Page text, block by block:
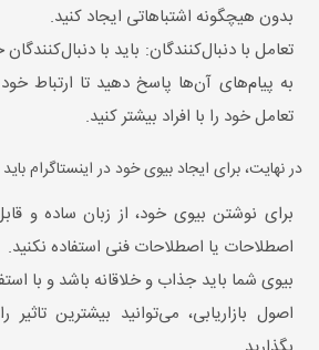
بدون هیچگونه اشتباهاتی ایجاد کنید.
تعامل با دنبال‌کنندگان: باید با
به پیام‌های آن‌ها پاسخ دهید تا ارتباط
تعامل خود را با افراد بیشتر کنید.
در نهایت، برای ایجاد بیوی خود در اینستاگرام
برای نوشتن بیوی خود، از زبان ساده و
اصطلاحات یا اصطلاحات فنی استفاده نکنید.
بیوی شما باید جذاب و خلاقانه باشد و با
اصول بازاریابی، می‌توانید بیشترین